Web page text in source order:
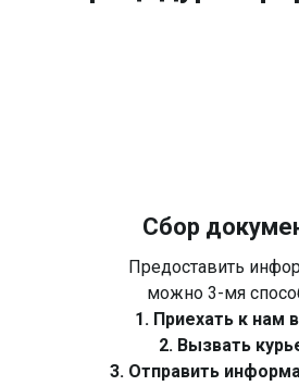
Сбор
Предоставить
можно 3-мя
1. Приехать к нам
2. Вызвать
3. Отправить